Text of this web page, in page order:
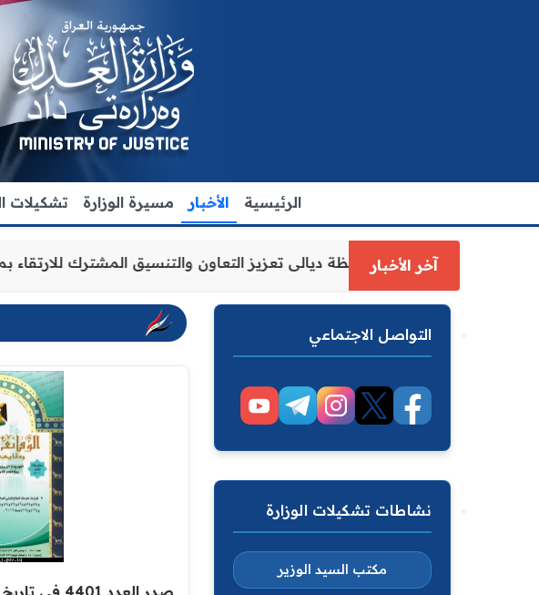
الرئيسية الأخبار مسيرة الوزارة تشكيلات
آخر الأخبار
العدل الاقدم يبحث مع رئيس مجلس محافظة ديالى تعزيز التعاون والتنسيق
التواصل الاجتماعي
نشاطات تشكيلات الوزارة
مكتب السيد الوزير